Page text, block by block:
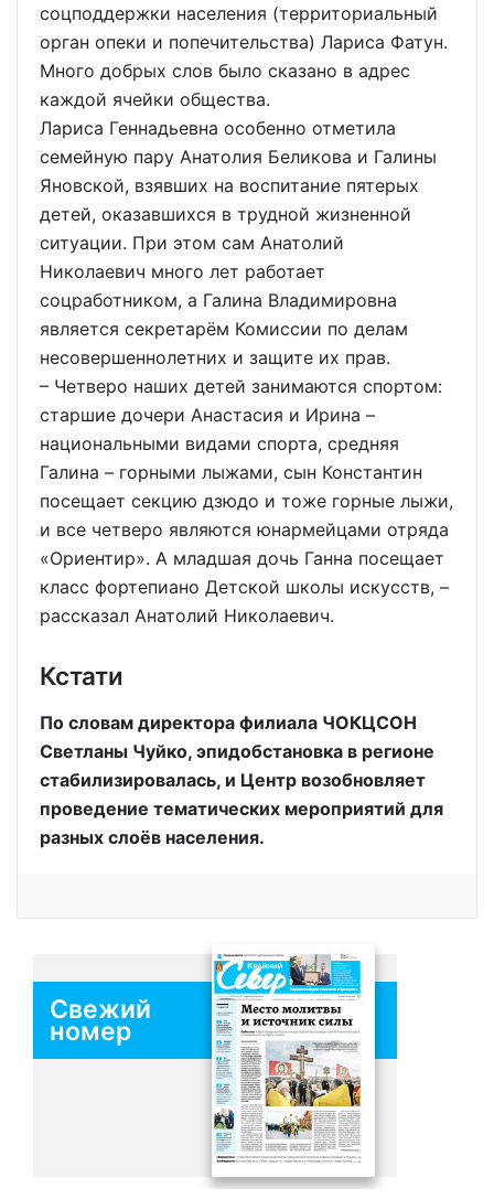
соцподдержки населения (территориальный
орган опеки и попечительства) Лариса Фатун.
Много добрых слов было сказано в адрес
каждой ячейки общества.
Лариса Геннадьевна особенно отметила
семейную пару Анатолия Беликова и Галины
Яновской, взявших на воспитание пятерых
детей, оказавшихся в трудной жизненной
ситуации. При этом сам Анатолий
Николаевич много лет работает
соцработником, а Галина Владимировна
является секретарём Комиссии по делам
несовершеннолетних и защите их прав.
– Четверо наших детей занимаются спортом:
старшие дочери Анастасия и Ирина –
национальными видами спорта, средняя
Галина – горными лыжами, сын Константин
посещает секцию дзюдо и тоже горные лыжи,
и все четверо являются юнармейцами отряда
«Ориентир». А младшая дочь Ганна посещает
класс фортепиано Детской школы искусств, –
рассказал Анатолий Николаевич.
Кстати
По словам директора филиала ЧОКЦСОН
Светланы Чуйко, эпидобстановка в регионе
стабилизировалась, и Центр возобновляет
проведение тематических мероприятий для
разных слоёв населения.
Свежий
номер